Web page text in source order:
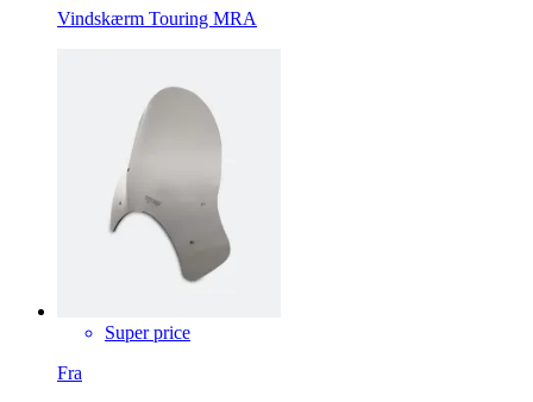
Vindskærm Touring MRA
Super price
Fra